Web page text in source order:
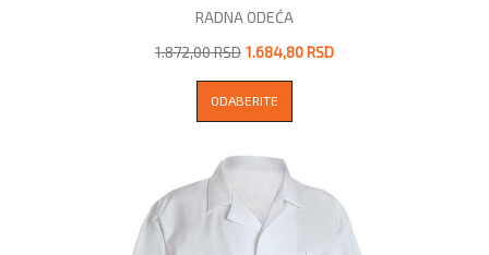
RADNA ODEĆA
1.872,00 RSD 1.684,80 RSD
ODABERITE